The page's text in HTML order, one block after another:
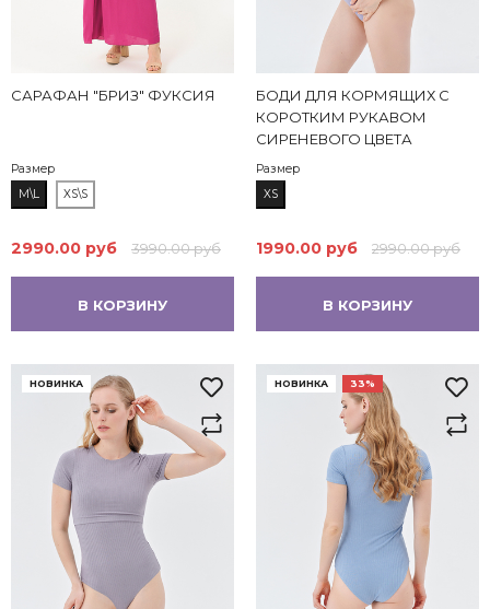
САРАФАН "БРИЗ" ФУКСИЯ
Размер
M\L
XS\S
2990.00 руб 3990.00 руб
В КОРЗИНУ
БОДИ ДЛЯ КОРМЯЩИХ С
КОРОТКИМ РУКАВОМ
СИРЕНЕВОГО ЦВЕТА
Размер
XS
1990.00 руб 2990.00 руб
В КОРЗИНУ
НОВИНКА НОВИНКА 33%